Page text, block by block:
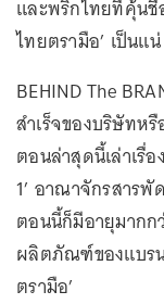
และพริกไทยที่คุ้นชื่
ไทยตรามือ’ เป็นแน่
BEHIND The
สำเร็จของบริษัทห
ตอนล่าสุดนี้เล่าเรื่อ
1’ อาณาจักรสารพั
ตอนนี้ก็มีอายุมากก
ผลิตภัณฑ์ของแบรน
ตรามือ’